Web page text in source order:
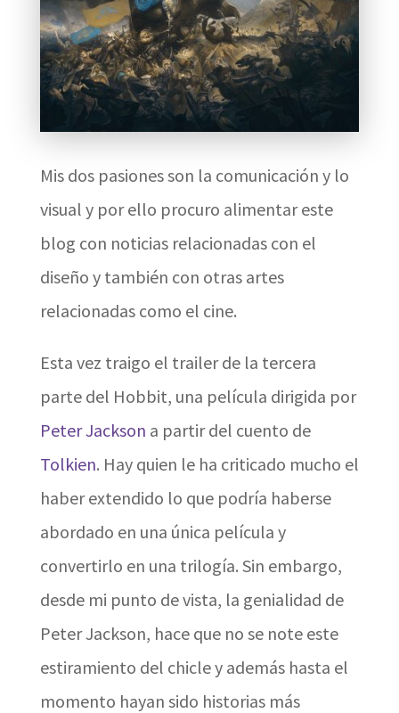
Mis dos pasiones son la comunicación y lo
visual y por ello procuro alimentar este
blog con noticias relacionadas con el
diseño y también con otras artes
relacionadas como el cine.
Esta vez traigo el trailer de la tercera
parte del Hobbit, una película dirigida por
Peter Jackson a partir del cuento de
Tolkien. Hay quien le ha criticado mucho el
haber extendido lo que podría haberse
abordado en una única película y
convertirlo en una trilogía. Sin embargo,
desde mi punto de vista, la genialidad de
Peter Jackson, hace que no se note este
estiramiento del chicle y además hasta el
momento hayan sido historias más